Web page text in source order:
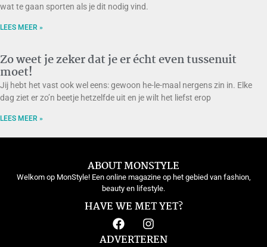
wat te gaan sporten als je dit nodig vind.
LEES MEER »
Zo weet je zeker dat je er écht even tussenuit
moet!
Jij hebt het vast ook wel eens: gewoon he-le-maal nergens zin in. Elke
dag ziet er zo’n beetje hetzelfde uit en je wilt het liefst erop
LEES MEER »
ABOUT MONSTYLE
Welkom op MonStyle! Een online magazine op het gebied van fashion,
beauty en lifestyle.
HAVE WE MET YET?
ADVERTEREN